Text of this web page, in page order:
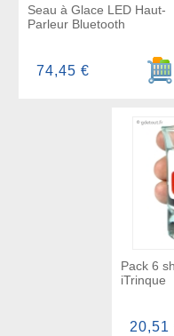
Seau à Glace LED Haut-
Parleur Bluetooth
74,45 €
Pack 6
iTrinque
20,51